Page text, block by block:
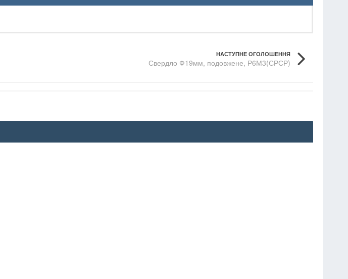
НАСТУПНЕ ОГОЛОШЕННЯ
Свердло Ф19мм, подовжене, Р6М3(СРСР)